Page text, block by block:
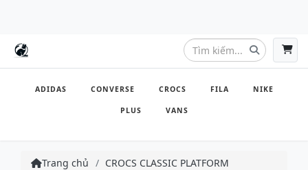
ADIDAS CONVERSE CROCS FILA NIKE
PLUS VANS
Trang chủ CROCS CLASSIC PLATFORM